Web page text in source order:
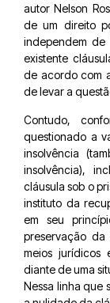
autor Nelson
de um direito
independem de
existente
de acordo com
de levar a
Contudo,
questionado a
insolvência
insolvência),
cláusula sob o
instituto da
em seu
preservação da
meios jurídicos
diante de uma
Nessa linha que